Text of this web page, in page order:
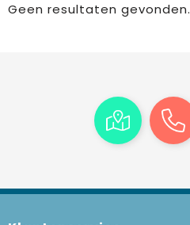
Geen resultaten gevonden.